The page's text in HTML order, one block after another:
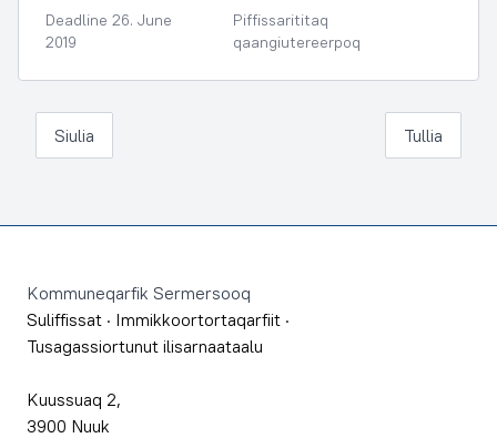
Deadline 26. June
2019
Piffissarititaq
qaangiutereerpoq
Siulia Tullia
Kommuneqarfik Sermersooq
Suliffissat · Immikkoortortaqarfiit ·
Tusagassiortunut ilisarnaataalu
Kuussuaq 2,
3900 Nuuk